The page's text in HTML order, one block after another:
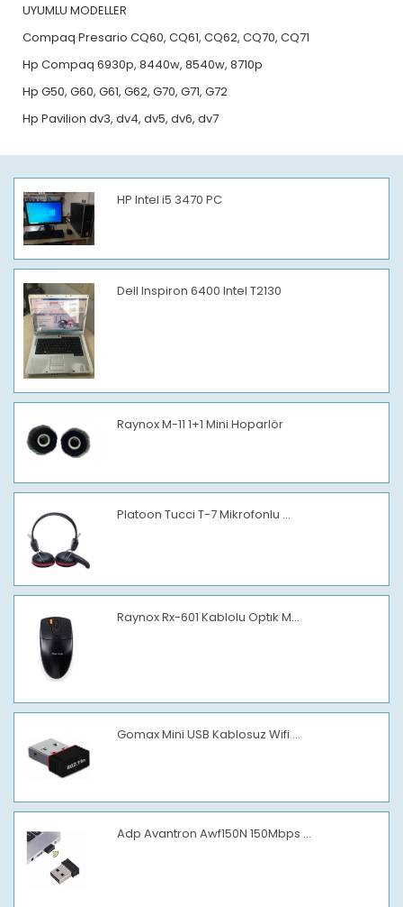
UYUMLU MODELLER
Compaq Presario CQ60, CQ61, CQ62, CQ70, CQ71
Hp Compaq 6930p, 8440w, 8540w, 8710p
Hp G50, G60, G61, G62, G70, G71, G72
Hp Pavilion dv3, dv4, dv5, dv6, dv7
HP Intel i5 3470 PC
Dell Inspiron 6400 Intel T2130
Raynox M-11 1+1 Mini Hoparlör
Platoon Tucci T-7 Mikrofonlu ...
Raynox Rx-601 Kablolu Optık M...
Gomax Mini USB Kablosuz Wifi ...
Adp Avantron Awf150N 150Mbps ...